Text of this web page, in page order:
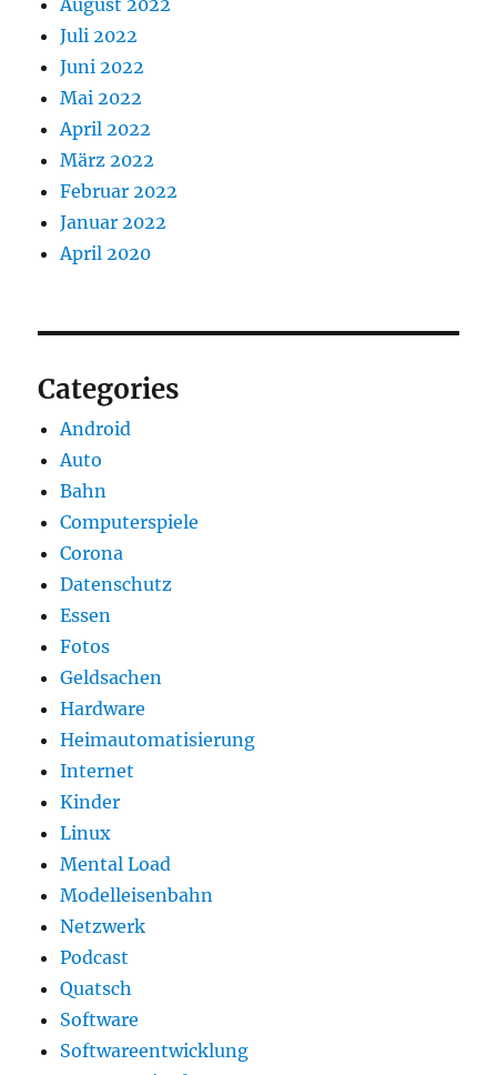
August 2022
Juli 2022
Juni 2022
Mai 2022
April 2022
März 2022
Februar 2022
Januar 2022
April 2020
Categories
Android
Auto
Bahn
Computerspiele
Corona
Datenschutz
Essen
Fotos
Geldsachen
Hardware
Heimautomatisierung
Internet
Kinder
Linux
Mental Load
Modelleisenbahn
Netzwerk
Podcast
Quatsch
Software
Softwareentwicklung